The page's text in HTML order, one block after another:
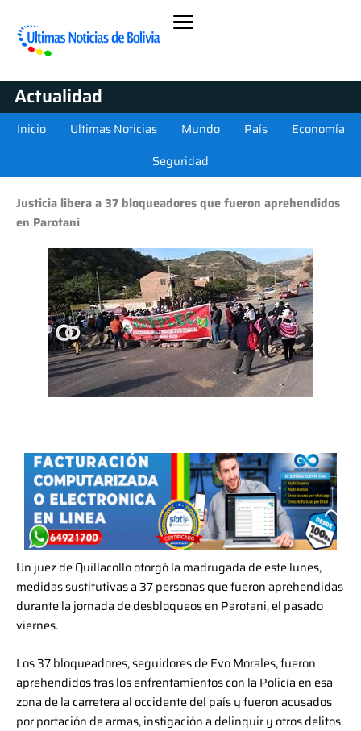
Actualidad
Inicio Ultimas Noticias Mundo País
Economía
Seguridad
Justicia libera a 37 bloqueadores que fueron aprehendidos
en Parotani
Un juez de Quillacollo otorgó la madrugada de este lunes,
medidas sustitutivas a 37 personas que fueron aprehendidas
durante la jornada de desbloqueos en Parotani, el pasado
viernes.
Los 37 bloqueadores, seguidores de Evo Morales, fueron
aprehendidos tras los enfrentamientos con la Policía en esa
zona de la carretera al occidente del país y fueron acusados
por portación de armas, instigación a delinquir y otros delitos.